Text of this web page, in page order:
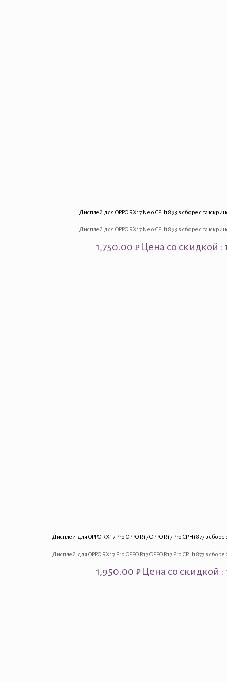
Дисплей для OPPO RX17 Neo CPH1893 в сборе с
Дисплей для OPPO RX17 Neo CPH1893 в сборе с
1,750.00 ₽Цена со скидкой :
Дисплей для OPPO RX17 Pro OPPO R17 OPPO R17 Pro CPH1877 в
Дисплей для OPPO RX17 Pro OPPO R17 OPPO R17 Pro CPH1877 в
1,950.00 ₽ Цена со скидкой :